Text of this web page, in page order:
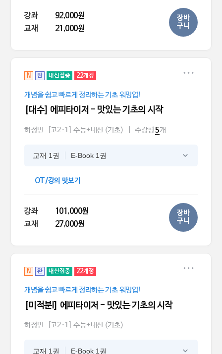
강좌
92,000원
교재
21,000원
장바
구니
N 완 내신집중 22개정
개념을 쉽고 빠르게 정리하는 기초 워밍업!
[대수] 에피타이저 - 맛있는 기초의 시작
하정민 [고2·1] 수능+내신 (기초) 수강평5개
교재 1권 E-Book 1권
OT/강의 맛보기
강좌
101,000원
교재
27,000원
장바
구니
N 완 내신집중 22개정
개념을 쉽고 빠르게 정리하는 기초 워밍업!
[미적분l] 에피타이저 - 맛있는 기초의 시작
하정민 [고2·1] 수능+내신 (기초)
교재 1권 E-Book 1권